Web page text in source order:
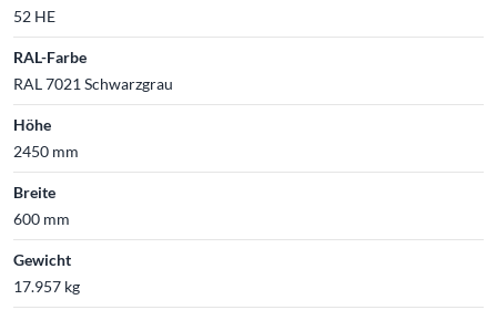
52 HE
RAL-Farbe
RAL 7021 Schwarzgrau
Höhe
2450 mm
Breite
600 mm
Gewicht
17.957 kg